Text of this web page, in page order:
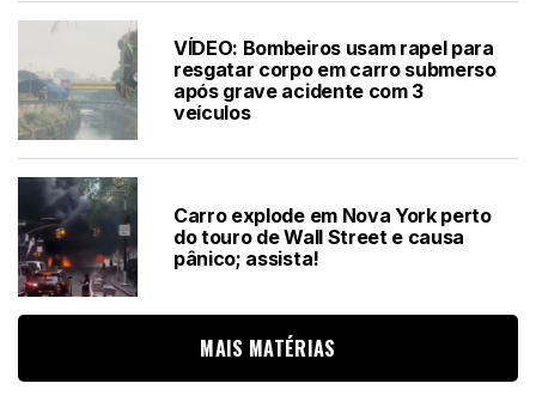
VÍDEO: Bombeiros usam rapel para
resgatar corpo em carro submerso
após grave acidente com 3
veículos
Carro explode em Nova York perto
do touro de Wall Street e causa
pânico; assista!
MAIS MATÉRIAS